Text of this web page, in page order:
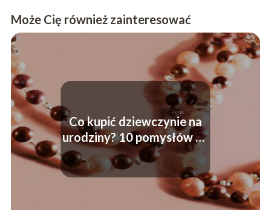
Może Cię również zainteresować
Co kupić dziewczynie na
urodziny? 10 pomysłów na
prezenty dla niej